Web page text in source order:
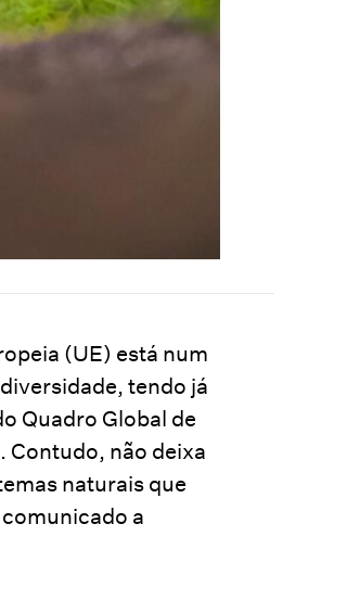
(UE) está num
tendo já
Quadro Global de
Contudo, não deixa
naturais que
a